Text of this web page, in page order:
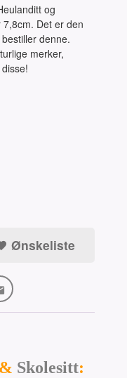
og
Det er den
denne.
merker,
Ønskeliste
& Skolesitt: